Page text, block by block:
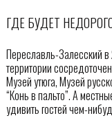
ГДЕ БУДЕТ
Переславль-Залесский в
территории
Музей утюга, Музей
“Конь в пальто”. А
удивить гостей чем-